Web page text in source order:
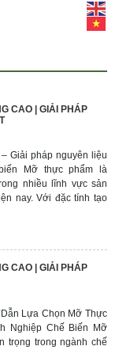
CAO | GIẢI PHÁP
Giải pháp nguyên liệu
Mỡ thực phẩm là
nhiều lĩnh vực sản
nay. Với đặc tính tạo
CAO | GIẢI PHÁP
Lựa Chọn Mỡ Thực
Nghiệp Chế Biến Mỡ
trọng trong ngành chế